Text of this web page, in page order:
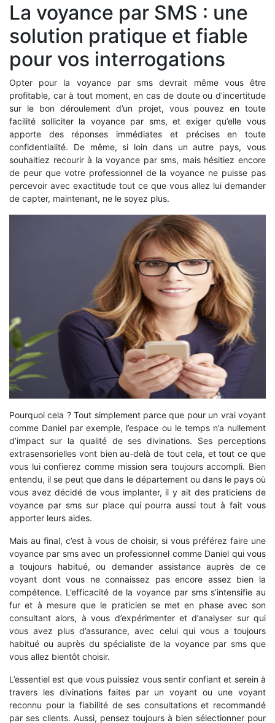
La voyance par SMS : une
solution pratique et fiable
pour vos interrogations
Opter pour la voyance par sms devrait même vous être
profitable, car à tout moment, en cas de doute ou d’incertitude
sur le bon déroulement d’un projet, vous pouvez en toute
facilité solliciter la voyance par sms, et exiger qu’elle vous
apporte des réponses immédiates et précises en toute
confidentialité. De même, si loin dans un autre pays, vous
souhaitiez recourir à la voyance par sms, mais hésitiez encore
de peur que votre professionnel de la voyance ne puisse pas
percevoir avec exactitude tout ce que vous allez lui demander
de capter, maintenant, ne le soyez plus.
Pourquoi cela ? Tout simplement parce que pour un vrai voyant
comme Daniel par exemple, l’espace ou le temps n’a nullement
d’impact sur la qualité de ses divinations. Ses perceptions
extrasensorielles vont bien au-delà de tout cela, et tout ce que
vous lui confierez comme mission sera toujours accompli. Bien
entendu, il se peut que dans le département ou dans le pays où
vous avez décidé de vous implanter, il y ait des praticiens de
voyance par sms sur place qui pourra aussi tout à fait vous
apporter leurs aides.
Mais au final, c’est à vous de choisir, si vous préférez faire une
voyance par sms avec un professionnel comme Daniel qui vous
a toujours habitué, ou demander assistance auprès de ce
voyant dont vous ne connaissez pas encore assez bien la
compétence. L’efficacité de la voyance par sms s’intensifie au
fur et à mesure que le praticien se met en phase avec son
consultant alors, à vous d’expérimenter et d’analyser sur qui
vous avez plus d’assurance, avec celui qui vous a toujours
habitué ou auprès du spécialiste de la voyance par sms que
vous allez bientôt choisir.
L’essentiel est que vous puissiez vous sentir confiant et serein à
travers les divinations faites par un voyant ou une voyant
reconnu pour la fiabilité de ses consultations et recommandé
par ses clients. Aussi, pensez toujours à bien sélectionner pour